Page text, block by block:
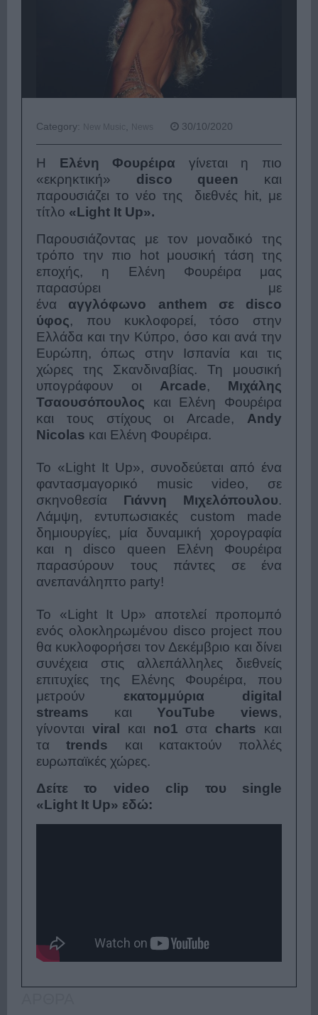
Category: New Music News 30/10/2020
Η Ελένη Φουρέιρα γίνεται η πιο
«εκρηκτική» disco queen και
παρουσιάζει το νέο της διεθνές hit, με
τίτλο «Light It Up».
Παρουσιάζοντας με τον μοναδικό της
τρόπο την πιο hot μουσική τάση της
εποχής, η Ελένη Φουρέιρα μας
παρασύρει με
ένα αγγλόφωνο anthem σε disco
ύφος, που κυκλοφορεί, τόσο στην
Ελλάδα και την Κύπρο, όσο και ανά την
Ευρώπη, όπως στην Ισπανία και τις
χώρες της Σκανδιναβίας. Τη μουσική
υπογράφουν οι Arcade, Μιχάλης
Τσαουσόπουλος και Ελένη Φουρέιρα
και τους στίχους οι Arcade, Andy
Nicolas και Ελένη Φουρέιρα.
Το «Light It Up», συνοδεύεται από ένα
φαντασμαγορικό music video, σε
σκηνοθεσία Γιάννη Μιχελόπουλου.
Λάμψη, εντυπωσιακές custom made
δημιουργίες, μία δυναμική χορογραφία
και η disco queen Ελένη Φουρέιρα
παρασύρουν τους πάντες σε ένα
ανεπανάληπτο party!
Το «Light It Up» αποτελεί προπομπό
ενός ολοκληρωμένου disco project που
θα κυκλοφορήσει τον Δεκέμβριο και δίνει
συνέχεια στις αλλεπάλληλες διεθνείς
επιτυχίες της Ελένης Φουρέιρα, που
μετρούν εκατομμύρια digital
streams και YouTube views,
γίνονται viral και no1 στα charts και
ταtrends και κατακτούν πολλές
ευρωπαϊκές χώρες.
Δείτε το video clip του single
«Light It Up» εδώ: